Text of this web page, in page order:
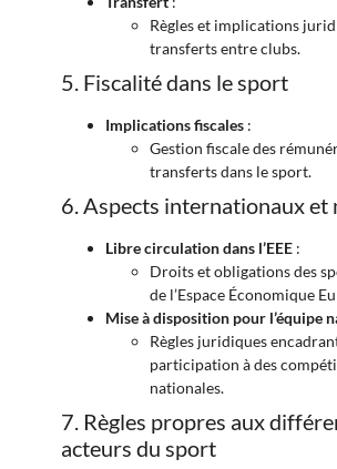
Règles et implications
transferts entre clubs.
5. Fiscalité dans le sport
Implications fiscales :
Gestion fiscale des
transferts dans le sport.
6. Aspects internationaux et
Libre circulation dans l’EEE :
Droits et obligations des
de l’Espace Économique
Mise à disposition pour l’équipe
Règles juridiques
participation à des
nationales.
7. Règles propres aux
acteurs du sport